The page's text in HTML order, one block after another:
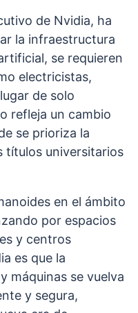
de Nvidia, ha
la infraestructura
se requieren
electricistas,
de solo
refleja un cambio
se prioriza la
títulos universitarios
en el ámbito
por espacios
y centros
es que la
máquinas se vuelva
y segura,